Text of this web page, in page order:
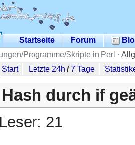
Startseite Forum
Programme/Skripte in Perl ·
Start Letzte 24h /7 Tage
Hash durch if
Leser: 21